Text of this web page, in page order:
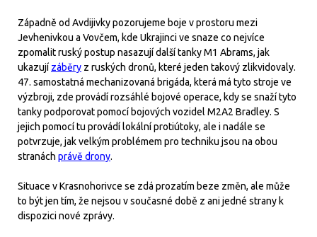
Západně od Avdijivky pozorujeme boje v prostoru mezi
Jevhenivkou a Vovčem, kde Ukrajinci ve snaze co nejvíce
zpomalit ruský postup nasazují další tanky M1 Abrams, jak
ukazují záběry z ruských dronů, které jeden takový zlikvidovaly.
47. samostatná mechanizovaná brigáda, která má tyto stroje ve
výzbroji, zde provádí rozsáhlé bojové operace, kdy se snaží tyto
tanky podporovat pomocí bojových vozidel M2A2 Bradley. S
jejich pomocí tu provádí lokální protiútoky, ale i nadále se
potvrzuje, jak velkým problémem pro techniku jsou na obou
stranách právě drony.
Situace v Krasnohorivce se zdá prozatím beze změn, ale může
to být jen tím, že nejsou v současné době z ani jedné strany k
dispozici nové zprávy.